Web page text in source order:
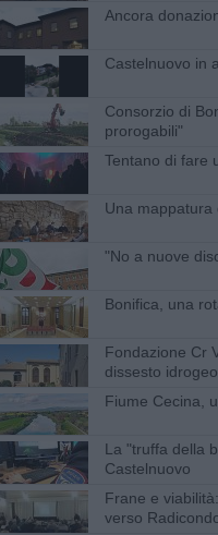
Ancora
Castelnuovo in
Consorzio di
prorogabili"
Tentano di fare
Una mappatura
"No a nuove
Bonifica, una
Fondazione Cr
dissesto
Fiume Cecina,
La "truffa della
Castelnuovo
Frane e
verso